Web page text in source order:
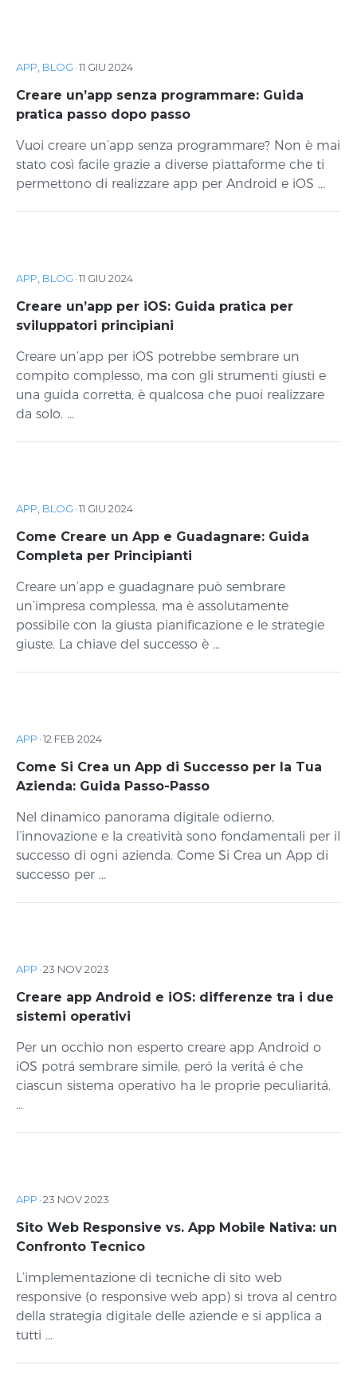
APP BLOG ·11 GIU 2024
Creare un’app senza programmare: Guida
pratica passo dopo passo
Vuoi creare un’app senza programmare? Non è mai
stato così facile grazie a diverse piattaforme che ti
permettono di realizzare app per Android e iOS ...
APP BLOG ·11 GIU 2024
Creare un’app per iOS: Guida pratica per
sviluppatori principiani
Creare un’app per iOS potrebbe sembrare un
compito complesso, ma con gli strumenti giusti e
una guida corretta, è qualcosa che puoi realizzare
da solo. ...
APP BLOG ·11 GIU 2024
Come Creare un App e Guadagnare: Guida
Completa per Principianti
Creare un’app e guadagnare può sembrare
un’impresa complessa, ma è assolutamente
possibile con la giusta pianificazione e le strategie
giuste. La chiave del successo è ...
APP ·12 FEB 2024
Come Si Crea un App di Successo per la Tua
Azienda: Guida Passo-Passo
Nel dinamico panorama digitale odierno,
l’innovazione e la creatività sono fondamentali per il
successo di ogni azienda. Come Si Crea un App di
successo per ...
APP ·23 NOV 2023
Creare app Android e iOS: differenze tra i due
sistemi operativi
Per un occhio non esperto creare app Android o
iOS potrá sembrare simile, peró la veritá é che
ciascun sistema operativo ha le proprie peculiaritá.
...
APP ·23 NOV 2023
Sito Web Responsive vs. App Mobile Nativa: un
Confronto Tecnico
L’implementazione di tecniche di sito web
responsive (o responsive web app) si trova al centro
della strategia digitale delle aziende e si applica a
tutti ...